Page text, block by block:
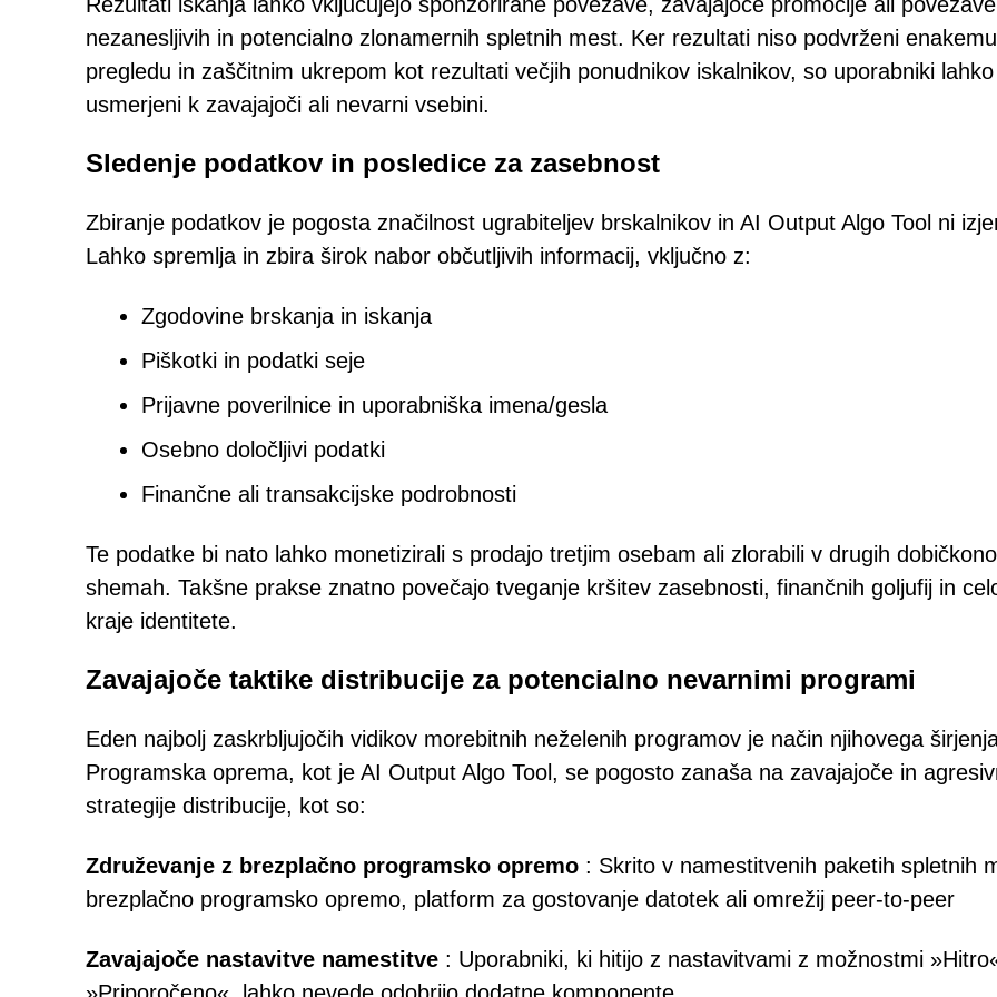
nezanesljivih in potencialno zlonamernih spletnih mest. Ker rezultati niso podvrženi enakemu
pregledu in zaščitnim ukrepom kot rezultati večjih ponudnikov iskalnikov, so uporabniki lahko
usmerjeni k zavajajoči ali nevarni vsebini.
Sledenje podatkov in posledice za zasebnost
Zbiranje podatkov je pogosta značilnost ugrabiteljev brskalnikov in AI Output Algo Tool ni
Lahko spremlja in zbira širok nabor občutljivih informacij, vključno z:
Zgodovine brskanja in iskanja
Piškotki in podatki seje
Prijavne poverilnice in uporabniška imena/gesla
Osebno določljivi podatki
Finančne ali transakcijske podrobnosti
Te podatke bi nato lahko monetizirali s prodajo tretjim osebam ali zlorabili v drugih
shemah. Takšne prakse znatno povečajo tveganje kršitev zasebnosti, finančnih goljufij in
kraje identitete.
Zavajajoče taktike distribucije za potencialno nevarnimi programi
Eden najbolj zaskrbljujočih vidikov morebitnih neželenih programov je način njihovega
Programska oprema, kot je AI Output Algo Tool, se pogosto zanaša na zavajajoče in
strategije distribucije, kot so:
Združevanje z brezplačno programsko opremo : Skrito v namestitvenih paketih spletnih
brezplačno programsko opremo, platform za gostovanje datotek ali omrežij peer-to-peer
Zavajajoče nastavitve namestitve : Uporabniki, ki hitijo z nastavitvami z možnostmi